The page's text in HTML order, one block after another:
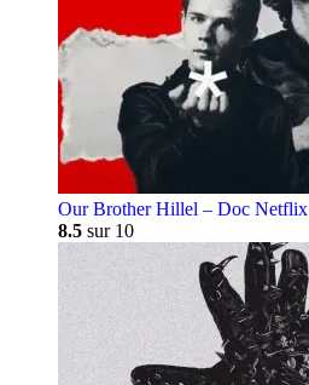
Our Brother Hillel – Doc Netflix
8.5 sur 10